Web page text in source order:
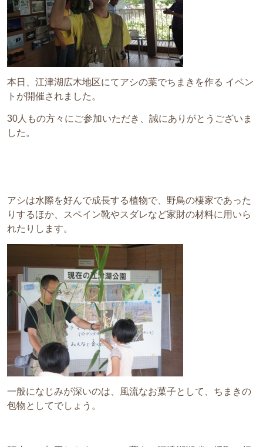
本日、江津湖広木地区にてアシの葉でちまきを作る イベン
トが開催されました。
30人もの方々にご参加いただき、誠にありがとうございま
した。
アシは水際を好んで成長する植物で、野鳥の棲家であった
りするほか、スペイン靴やスダレなど家財の材料に用いら
れたりします。
一般になじみが深いのは、風流なお菓子として、ちまきの
包物としてでしょう。